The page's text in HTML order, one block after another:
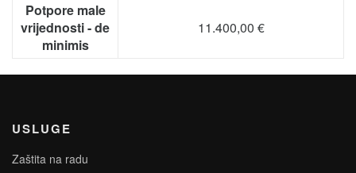
Potpore male
vrijednosti - de
minimis
11.400,00 €
USLUGE
Zaštita na radu